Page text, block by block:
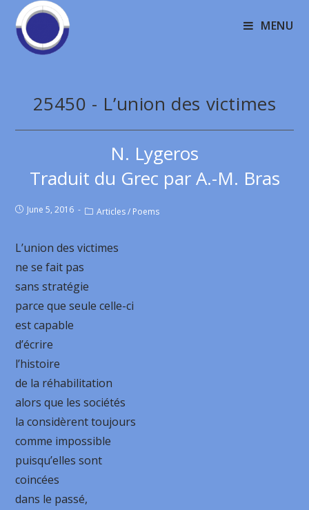
MENU
25450 - L’union des victimes
N. Lygeros
Traduit du Grec par A.-M. Bras
June 5, 2016 Articles / Poems
L’union des victimes
ne se fait pas
sans stratégie
parce que seule celle-ci
est capable
d’écrire
l’histoire
de la réhabilitation
alors que les sociétés
la considèrent toujours
comme impossible
puisqu’elles sont
coincées
dans le passé,